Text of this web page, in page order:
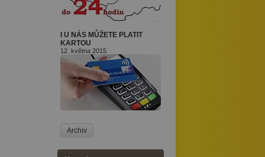
I U NÁS MŮŽETE PLATIT
KARTOU
12. května 2015
Archiv